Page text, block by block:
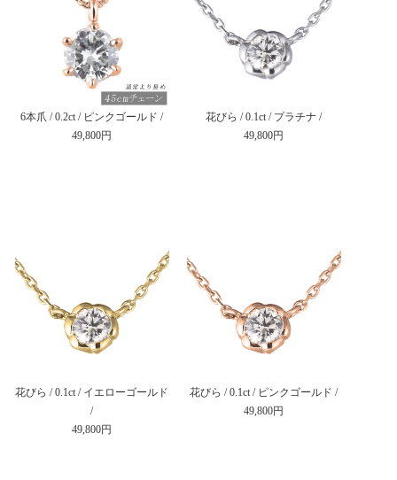
6本爪 / 0.2ct / ピンクゴールド /
49,800円
花びら / 0.1ct / プラチナ /
49,800円
花びら / 0.1ct / イエローゴールド
/
49,800円
花びら / 0.1ct / ピンクゴールド /
49,800円